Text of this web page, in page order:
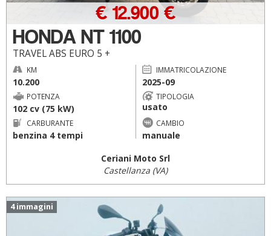
HONDA NT 1100
TRAVEL ABS EURO 5 +
€ 12.900 €
KM
10.200
IMMATRICOLAZIONE
2025-09
POTENZA
102 cv (75 kW)
TIPOLOGIA
usato
CARBURANTE
benzina 4 tempi
CAMBIO
manuale
Ceriani Moto Srl
Castellanza (VA)
4 immagini